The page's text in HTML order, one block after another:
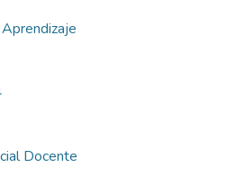
Aprendizaje
Docente